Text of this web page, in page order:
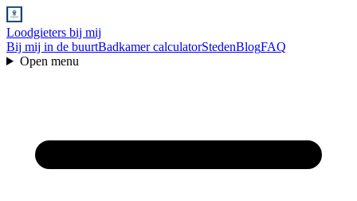
Loodgieters bij mij
Bij mij in de buurtBadkamer calculatorStedenBlogFAQ
Open menu